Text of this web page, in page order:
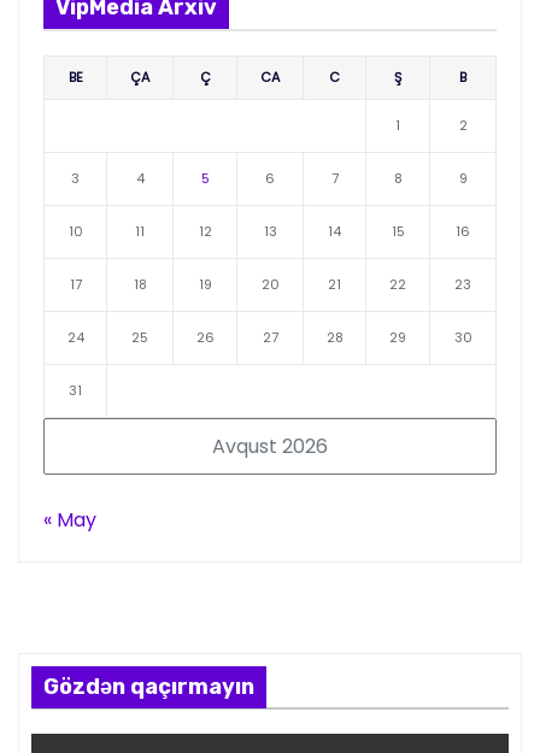
VipMedia Arxiv
Avqust 2026
BE ÇA Ç CA C Ş B
1 2
3 4 5 6 7 8 9
10 11 12 13 14 15 16
17 18 19 20 21 22 23
24 25 26 27 28 29 30
31
« May
Gözdən qaçırmayın